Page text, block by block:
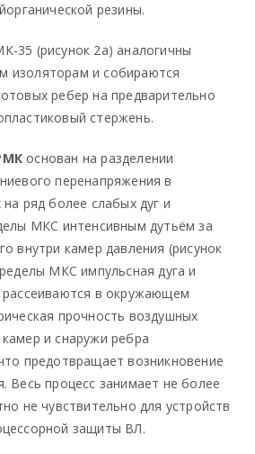
резины.
35 (рисунок 2а) аналогичны
изоляторам и собираются
ребер на предварительно
стержень.
основан на разделении
перенапряжения в
ряд более слабых дуг и
МКС интенсивным дутьём за
внутри камер давления (рисунок
МКС импульсная дуга и
рассеиваются в окружающем
прочность воздушных
и снаружи ребра
предотвращает возникновение
Весь процесс занимает не более
не чувствительно для устройств
защиты ВЛ.